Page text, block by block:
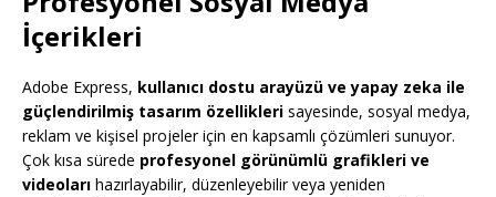
İçerikleri
Adobe Express, kullanıcı dostu arayüzü ve yapay zeka ile
güçlendirilmiş tasarım özellikleri sayesinde, sosyal medya,
reklam ve kişisel projeler için en kapsamlı çözümleri sunuyor.
Çok kısa sürede profesyonel görünümlü grafikleri ve
videoları hazırlayabilir, düzenleyebilir veya yeniden